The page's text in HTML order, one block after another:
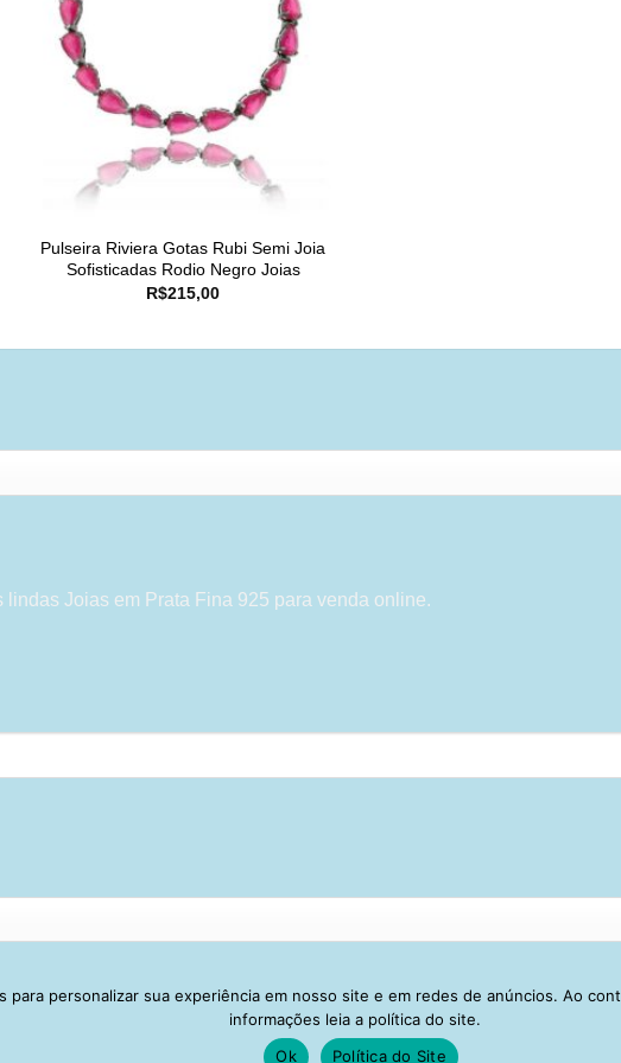
Pulseira Riviera Gotas Rubi Semi Joia
Sofisticadas Rodio Negro Joias
R$215,00
lindas Joias em Prata Fina 925 para venda online.
Visa PayPal Stripe MasterCardCash
TROCA E DEVOLUÇÃO GARANTIA
personalizar sua experiência em nosso site e em redes de anúncios. Ao
informações leia a política do site.
Ok
Política do Site